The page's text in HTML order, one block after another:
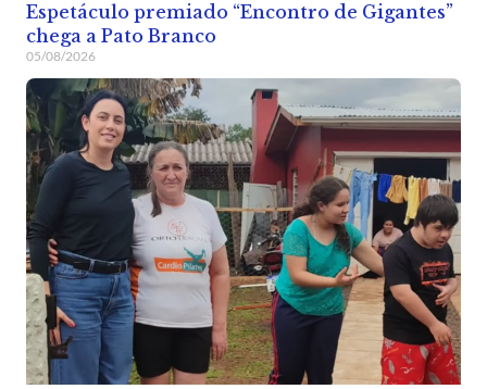
Espetáculo premiado “Encontro de Gigantes”
chega a Pato Branco
05/08/2026